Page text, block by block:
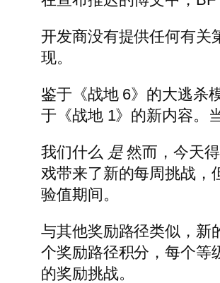
开发商没有提供任何有关
现。
鉴于《战地 6》的大逃杀
于《战地 1》的新内容。
我们什么 是然而，今天
戏带来了新的每周挑战，
验值期间。
与其他奖励路径类似，新
个奖励路径积分，每个等
的奖励挑战。